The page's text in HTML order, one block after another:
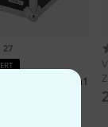
27
Varytec Hero 2in1